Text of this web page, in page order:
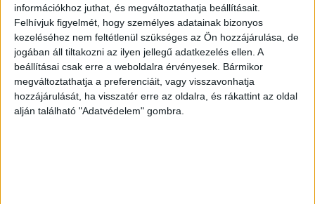
információkhoz juthat, és megváltoztathatja beállításait.
Felhívjuk figyelmét, hogy személyes adatainak bizonyos
kezeléséhez nem feltétlenül szükséges az Ön hozzájárulása, de
jogában áll tiltakozni az ilyen jellegű adatkezelés ellen. A
beállításai csak erre a weboldalra érvényesek. Bármikor
megváltoztathatja a preferenciáit, vagy visszavonhatja
hozzájárulását, ha visszatér erre az oldalra, és rákattint az oldal
alján található "Adatvédelem" gombra.
kattintva éred el!